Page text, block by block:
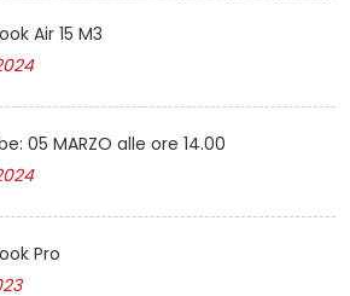
Air 15 M3
05 MARZO alle ore 14.00
Pro